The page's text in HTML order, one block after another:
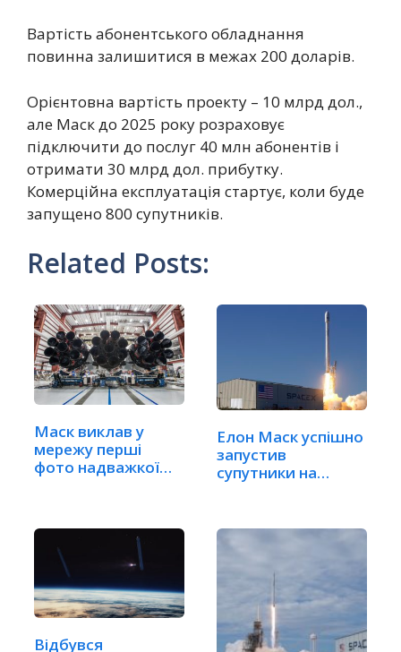
Вартість абонентського обладнання
повинна залишитися в межах 200 доларів.
Орієнтовна вартість проекту – 10 млрд дол.,
але Маск до 2025 року розраховує
підключити до послуг 40 млн абонентів і
отримати 30 млрд дол. прибутку.
Комерційна експлуатація стартує, коли буде
запущено 800 супутників.
Related Posts:
Маск виклав у
мережу перші
фото надважкої
Елон Маск успішно
запустив
супутники на
Відбувся